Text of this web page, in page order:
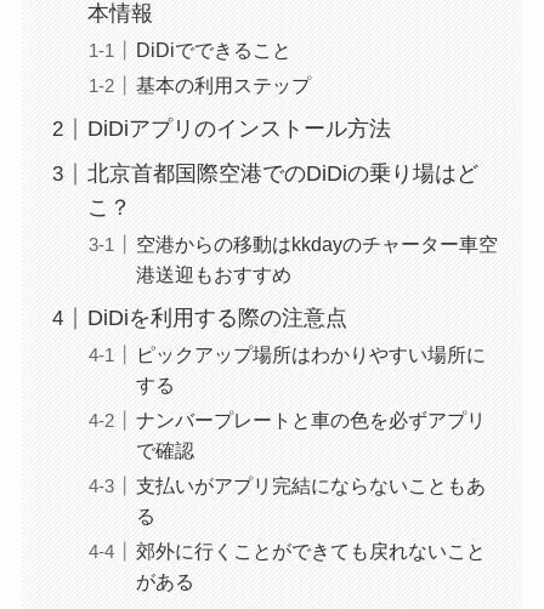
本情報
DiDiでできること
基本の利用ステップ
DiDiアプリのインストール方法
北京首都国際空港でのDiDiの乗り場はど
こ？
空港からの移動はkkdayのチャーター車空
港送迎もおすすめ
DiDiを利用する際の注意点
ピックアップ場所はわかりやすい場所に
する
ナンバープレートと車の色を必ずアプリ
で確認
支払いがアプリ完結にならないこともあ
る
郊外に行くことができても戻れないこと
がある